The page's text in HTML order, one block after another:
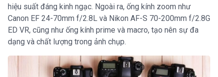
hiệu suất đáng kinh ngạc. Ngoài ra, ống kính zoom như
Canon EF 24-70mm f/2.8L và Nikon AF-S 70-200mm f/2.8G
ED VR, cũng như ống kính prime và macro, tạo nên sự đa
dạng và chất lượng trong ảnh chụp.